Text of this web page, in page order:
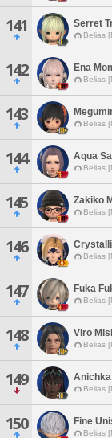
141 Serret
Belias
142 Ena
Belias
143 Belias
144 Aqua
Belias
145 Zakiko
Belias
146 Belias
147 Fuka
Belias
148 Viro
Belias
149 Belias
150 Fine
Belias